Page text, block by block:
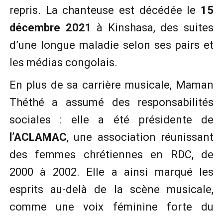
repris. La chanteuse est décédée le 15
décembre 2021
à Kinshasa, des suites
d’une longue maladie selon ses pairs et
les médias congolais.
En plus de sa carrière musicale, Maman
Théthé a assumé des responsabilités
sociales : elle a été présidente de
l’ACLAMAC, une association réunissant
des femmes chrétiennes en RDC, de
2000 à 2002. Elle a ainsi marqué les
esprits au-delà de la scène musicale,
comme une voix féminine forte du